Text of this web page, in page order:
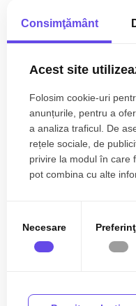
Consimţământ
Acest site
Folosim cookie-uri
anunțurile, pentru a
a analiza traficul. De
rețele sociale, de
privire la modul în care
pot combina cu alte
Necesare